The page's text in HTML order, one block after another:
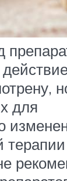
для
терапии